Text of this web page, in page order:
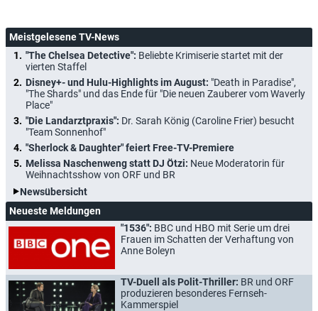
Meistgelesene TV-News
"The Chelsea Detective": Beliebte Krimiserie startet mit der
vierten Staffel
Disney+- und Hulu-Highlights im August: "Death in Paradise",
"The Shards" und das Ende für "Die neuen Zauberer vom Waverly
Place"
"Die Landarztpraxis": Dr. Sarah König (Caroline Frier) besucht
"Team Sonnenhof"
"Sherlock & Daughter" feiert Free-TV-Premiere
Melissa Naschenweng statt DJ Ötzi: Neue Moderatorin für
Weihnachtsshow von ORF und BR
Newsübersicht
Neueste Meldungen
"1536": BBC und HBO mit Serie um drei
Frauen im Schatten der Verhaftung von
Anne Boleyn
TV-Duell als Polit-Thriller: BR und ORF
produzieren besonderes Fernseh-
Kammerspiel